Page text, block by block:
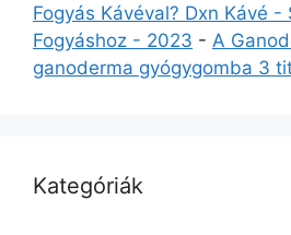
Fogyás Kávéval? Dxn Kávé -
Fogyáshoz - 2023 - A
ganoderma gyógygomba 3
Kategóriák